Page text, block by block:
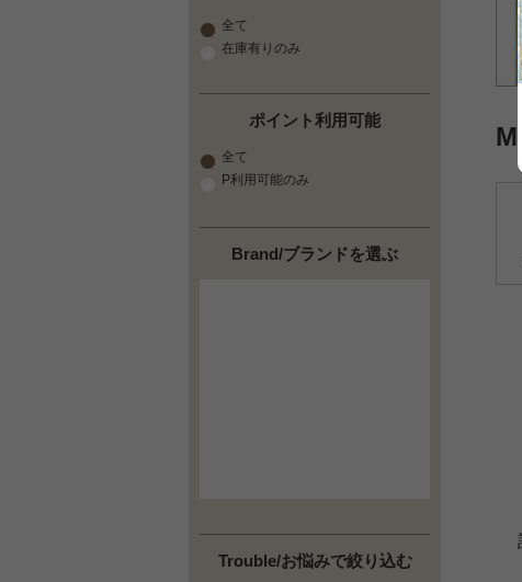
全て
在庫有りのみ
ポイント利用可能
全て
P利用可能のみ
Brand/ブランドを選ぶ
Trouble/お悩みで絞り込む